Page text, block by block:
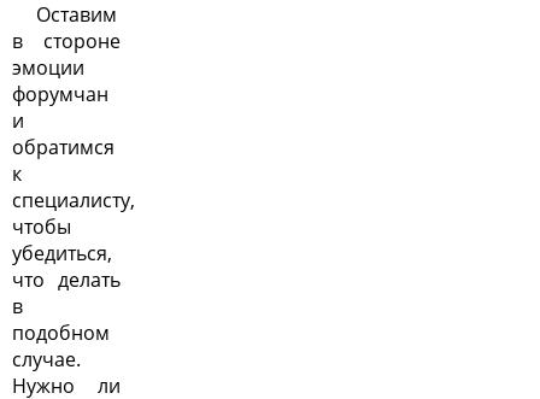
Оставим
в стороне
эмоции
форумчан
и
обратимся
к
специалисту,
чтобы
убедиться,
что делать
в
подобном
случае.
Нужно ли